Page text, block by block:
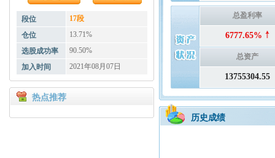
段位
17段
仓位
13.71%
选股成功率
90.50%
加入时间
2021年08月07日
热点推荐
总盈利率
6777.65%
总资产
13755304.55
历史成绩